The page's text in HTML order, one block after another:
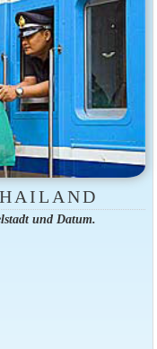
und Datum.